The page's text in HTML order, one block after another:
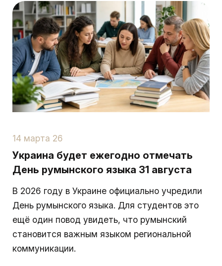
14 марта 26
Украина будет ежегодно отмечать
День румынского языка 31 августа
В 2026 году в Украине официально учредили
День румынского языка. Для студентов это
ещё один повод увидеть, что румынский
становится важным языком региональной
коммуникации.